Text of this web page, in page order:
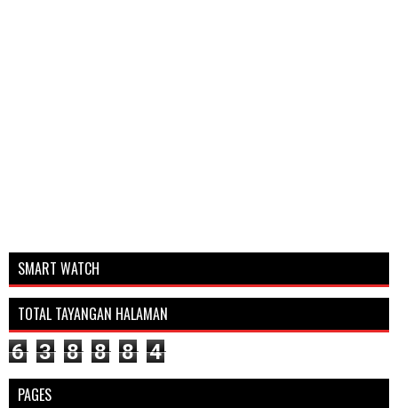
SMART WATCH
TOTAL TAYANGAN HALAMAN
6 3 8 8 8 4
PAGES